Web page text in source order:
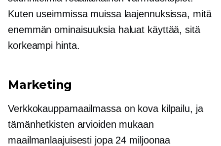
Kuten useimmissa muissa laajennuksissa, mitä
enemmän ominaisuuksia haluat käyttää, sitä
korkeampi hinta.
Marketing
Verkkokauppamaailmassa on kova kilpailu, ja
tämänhetkisten arvioiden mukaan
maailmanlaajuisesti jopa 24 miljoonaa